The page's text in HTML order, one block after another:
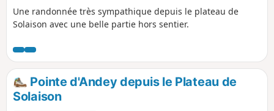
Une randonnée très sympathique depuis le plateau de
Solaison avec une belle partie hors sentier.
Pointe d'Andey depuis le Plateau de
Solaison